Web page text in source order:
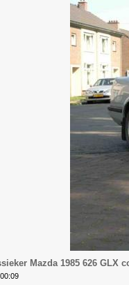
Mazda 1985 626 GLX